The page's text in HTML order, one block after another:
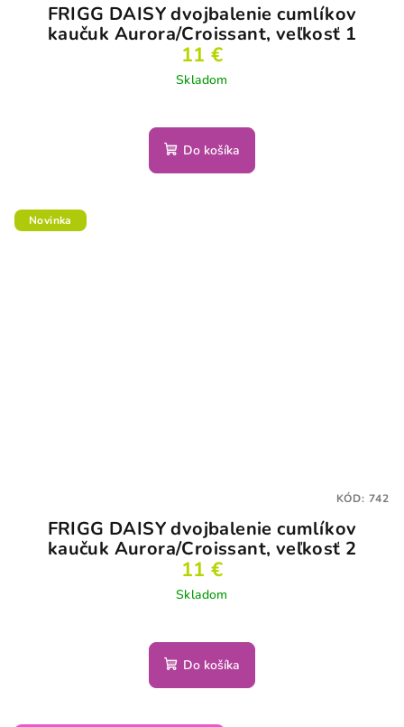
FRIGG DAISY dvojbalenie cumlíkov
kaučuk Aurora/Croissant, veľkosť 1
11 €
Skladom
Do košíka
Novinka
FRIGG DAISY dvojbalenie cumlíkov
kaučuk Aurora/Croissant, veľkosť 2
11 €
Skladom
Do košíka
KÓD: 742